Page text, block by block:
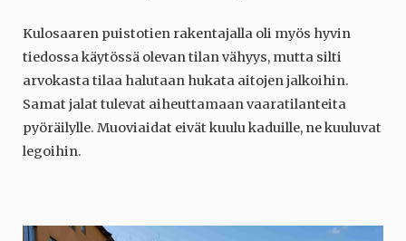
Kulosaaren puistotien rakentajalla oli myös hyvin
tiedossa käytössä olevan tilan vähyys, mutta silti
arvokasta tilaa halutaan hukata aitojen jalkoihin.
Samat jalat tulevat aiheuttamaan vaaratilanteita
pyöräilylle. Muoviaidat eivät kuulu kaduille, ne kuuluvat
legoihin.